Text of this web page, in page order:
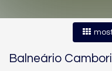
Balneário